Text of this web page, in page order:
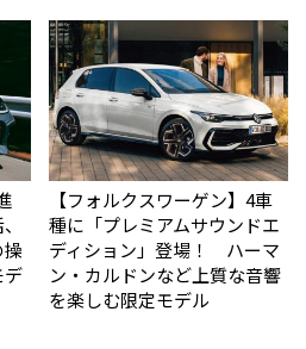
操
デ
【フォルクスワーゲン】4車
種に「プレミアムサウンドエ
ディション」登場！ ハーマ
ン・カルドンなど上質な音響
を楽しむ限定モデル